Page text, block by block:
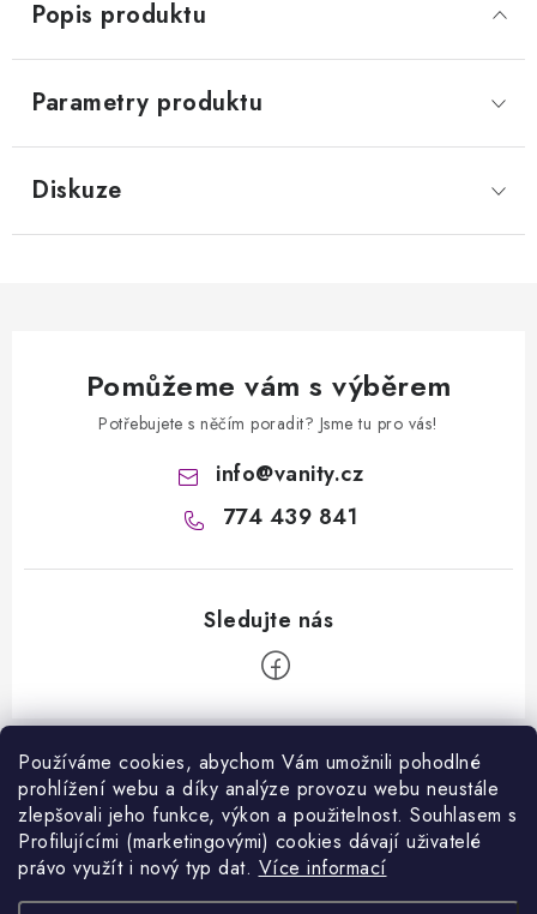
Používáme cookies, abychom Vám umožnili pohodlné
prohlížení webu a díky analýze provozu webu neustále
zlepšovali jeho funkce, výkon a použitelnost. Souhlasem s
Profilujícími (marketingovými) cookies dávají uživatelé
právo využít i nový typ dat. Více informací
Popis produktu
Parametry produktu
Diskuze
Pomůžeme vám s výběrem
Potřebujete s něčím poradit? Jsme tu pro vás!
info@vanity.cz
774 439 841
Z
Informace pro vás
Kontakty
Jak nakupovat
Facebook